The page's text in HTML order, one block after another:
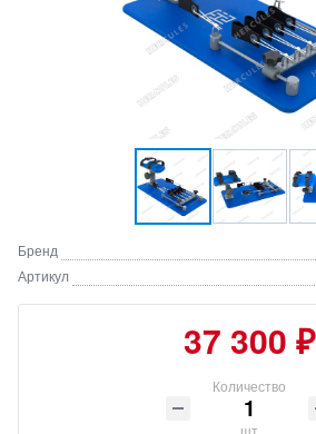
Бренд
Артикул
37 300 ₽
Количество
шт